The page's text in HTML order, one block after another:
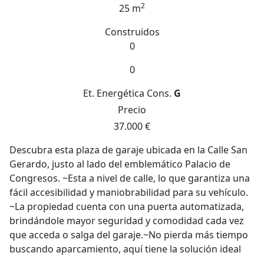
25 m2
Construidos
0
0
Et. Energética Cons. G
Precio
37.000 €
Descubra esta plaza de garaje ubicada en la Calle San
Gerardo, justo al lado del emblemático Palacio de
Congresos. ~Esta a nivel de calle, lo que garantiza una
fácil accesibilidad y maniobrabilidad para su vehículo.
~La propiedad cuenta con una puerta automatizada,
brindándole mayor seguridad y comodidad cada vez
que acceda o salga del garaje.~No pierda más tiempo
buscando aparcamiento, aquí tiene la solución ideal